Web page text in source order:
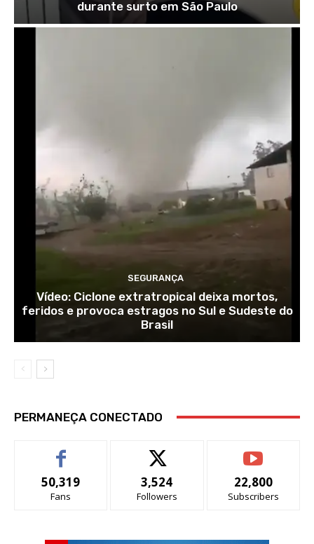
durante surto em São Paulo
SEGURANÇA
Vídeo: Ciclone extratropical deixa mortos,
feridos e provoca estragos no Sul e Sudeste do
Brasil
PERMANEÇA CONECTADO
50,319
Fans
3,524
Followers
22,800
Subscribers